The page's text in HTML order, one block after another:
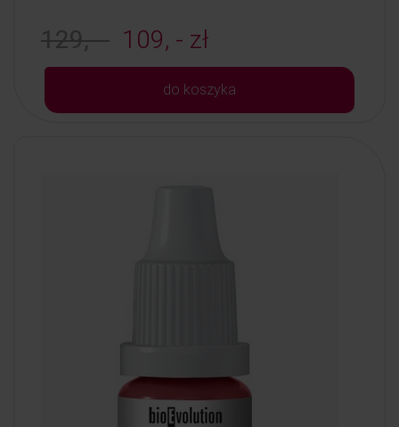
129, - 109, - zł
do koszyka